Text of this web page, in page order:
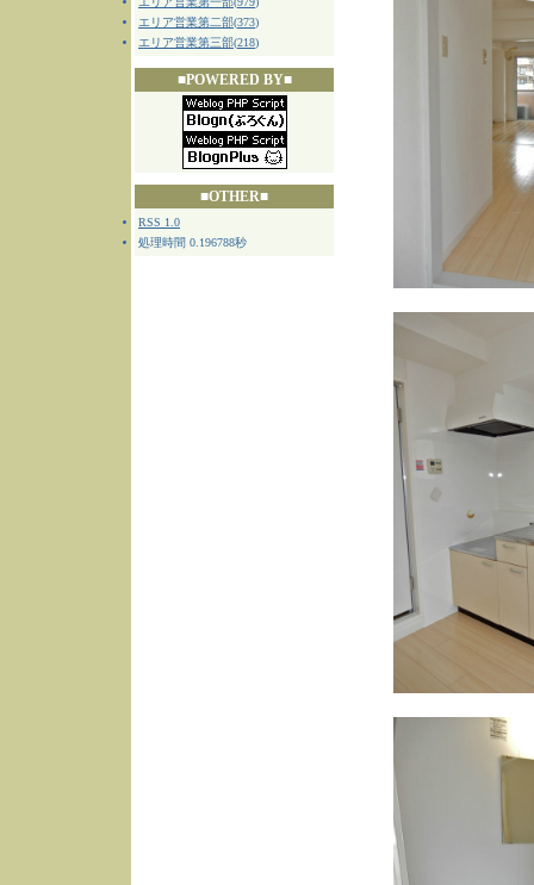
エリア営業第二部(373)
エリア営業第三部(218)
■POWERED BY■
■OTHER■
RSS 1.0
処理時間 0.196788秒